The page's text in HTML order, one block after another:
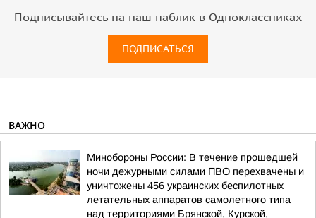
Подписывайтесь на наш паблик в Одноклассниках
ПОДПИСАТЬСЯ
ВАЖНО
Минобороны России: В течение прошедшей
ночи дежурными силами ПВО перехвачены и
уничтожены 456 украинских беспилотных
летательных аппаратов самолетного типа
над территориями Брянской, Курской,